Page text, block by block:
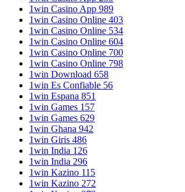
1win Casino App 989
1win Casino Online 403
1win Casino Online 534
1win Casino Online 604
1win Casino Online 700
1win Casino Online 798
1win Download 658
1win Es Confiable 56
1win Espana 851
1win Games 157
1win Games 629
1win Ghana 942
1win Giris 486
1win India 126
1win India 296
1win Kazino 115
1win Kazino 272